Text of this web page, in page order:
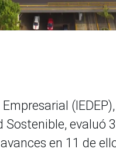
evaluó
en 11 de